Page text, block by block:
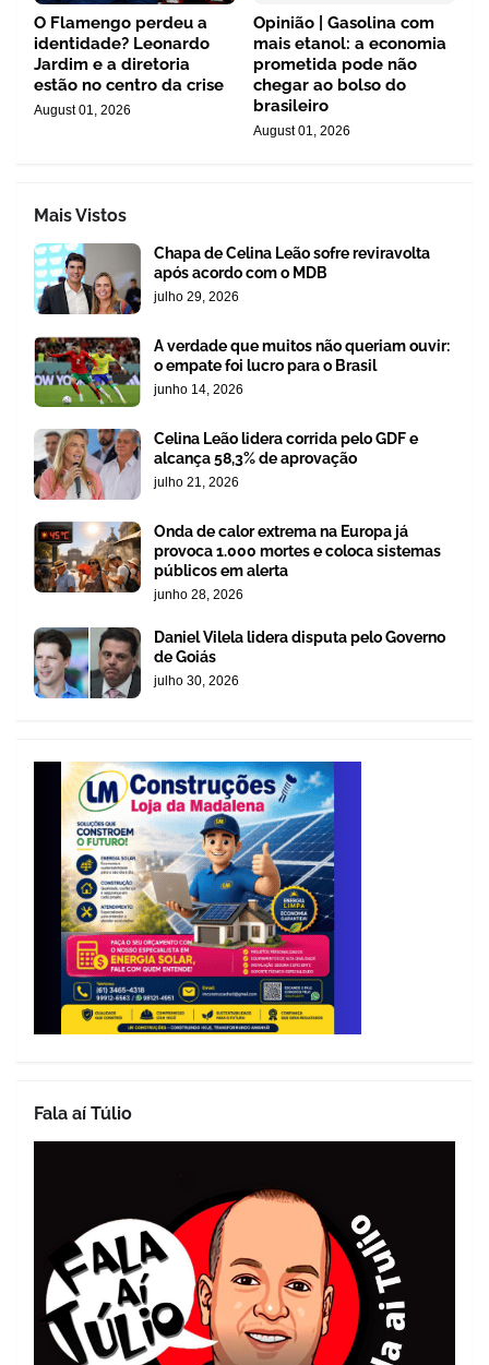
O Flamengo perdeu a
identidade? Leonardo
Jardim e a diretoria
estão no centro da crise
August 01, 2026
Opinião | Gasolina com
mais etanol: a economia
prometida pode não
chegar ao bolso do
brasileiro
August 01, 2026
Mais Vistos
Chapa de Celina Leão sofre reviravolta
após acordo com o MDB
julho 29, 2026
A verdade que muitos não queriam ouvir:
o empate foi lucro para o Brasil
junho 14, 2026
Celina Leão lidera corrida pelo GDF e
alcança 58,3% de aprovação
julho 21, 2026
Onda de calor extrema na Europa já
provoca 1.000 mortes e coloca sistemas
públicos em alerta
junho 28, 2026
Daniel Vilela lidera disputa pelo Governo
de Goiás
julho 30, 2026
Fala aí Túlio